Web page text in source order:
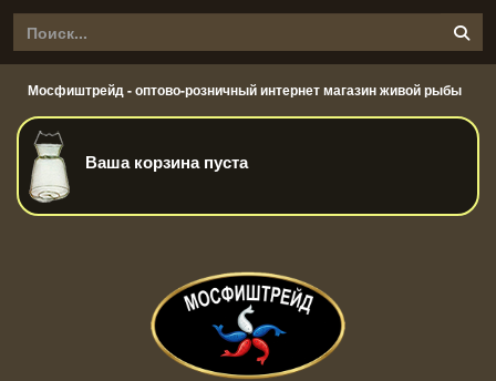
Мосфиштрейд - оптово-розничный интернет магазин живой рыбы
Ваша корзина пуста